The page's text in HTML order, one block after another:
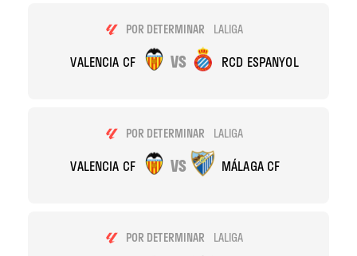
POR DETERMINAR LALIGA
VALENCIA CF VS RCD ESPANYOL
POR DETERMINAR LALIGA
VALENCIA CF VS MÁLAGA CF
POR DETERMINAR LALIGA